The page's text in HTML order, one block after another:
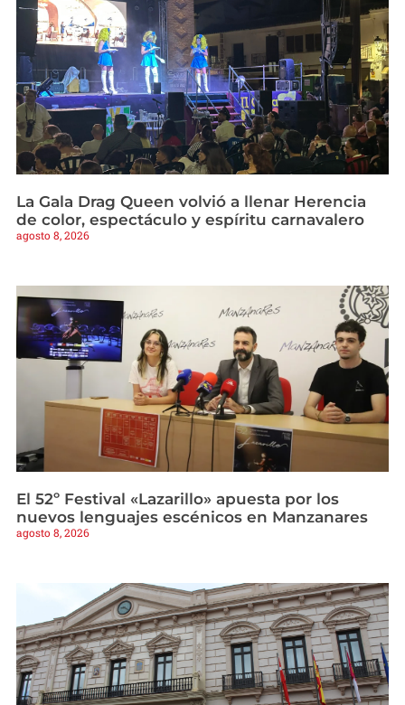
La Gala Drag Queen volvió a llenar Herencia
de color, espectáculo y espíritu carnavalero
agosto 8, 2026
El 52º Festival «Lazarillo» apuesta por los
nuevos lenguajes escénicos en Manzanares
agosto 8, 2026